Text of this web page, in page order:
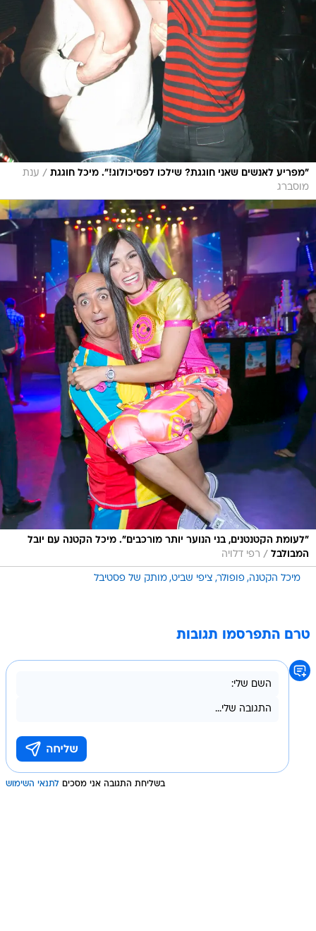
"מפריע לאנשים שאני חוגגת? שילכו לפסיכולוג!". מיכל חוגגת / ענת
מוסברג
"לעומת הקטנטנים, בני הנוער יותר מורכבים". מיכל הקטנה עם יובל
המבולבל / רפי דלויה
מיכל הקטנה פופולר ציפי שביט מותק של פסטיבל
טרם התפרסמו תגובות
בשליחת התגובה אני מסכים לתנאי השימוש